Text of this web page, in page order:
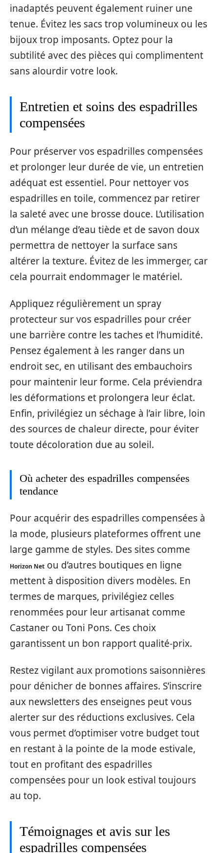
inadaptés peuvent également ruiner une
tenue. Évitez les sacs trop volumineux ou les
bijoux trop imposants. Optez pour la
subtilité avec des pièces qui complimentent
sans alourdir votre look.
Entretien et soins des espadrilles
compensées
Pour préserver vos espadrilles compensées
et prolonger leur durée de vie, un entretien
adéquat est essentiel. Pour nettoyer vos
espadrilles en toile, commencez par retirer
la saleté avec une brosse douce. L’utilisation
d’un mélange d’eau tiède et de savon doux
permettra de nettoyer la surface sans
altérer la texture. Évitez de les immerger, car
cela pourrait endommager le matériel.
Appliquez régulièrement un spray
protecteur sur vos espadrilles pour créer
une barrière contre les taches et l’humidité.
Pensez également à les ranger dans un
endroit sec, en utilisant des embauchoirs
pour maintenir leur forme. Cela préviendra
les déformations et prolongera leur éclat.
Enfin, privilégiez un séchage à l’air libre, loin
des sources de chaleur directe, pour éviter
toute décoloration due au soleil.
Où acheter des espadrilles compensées
tendance
Pour acquérir des espadrilles compensées à
la mode, plusieurs plateformes offrent une
large gamme de styles. Des sites comme
Horizon Net ou d’autres boutiques en ligne
mettent à disposition divers modèles. En
termes de marques, privilégiez celles
renommées pour leur artisanat comme
Castaner ou Toni Pons. Ces choix
garantissent un bon rapport qualité-prix.
Restez vigilant aux promotions saisonnières
pour dénicher de bonnes affaires. S’inscrire
aux newsletters des enseignes peut vous
alerter sur des réductions exclusives. Cela
vous permet d’optimiser votre budget tout
en restant à la pointe de la mode estivale,
tout en profitant des espadrilles
compensées pour un look estival toujours
au top.
Témoignages et avis sur les
espadrilles compensées